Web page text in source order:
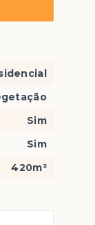
Sim
Sim
420m²